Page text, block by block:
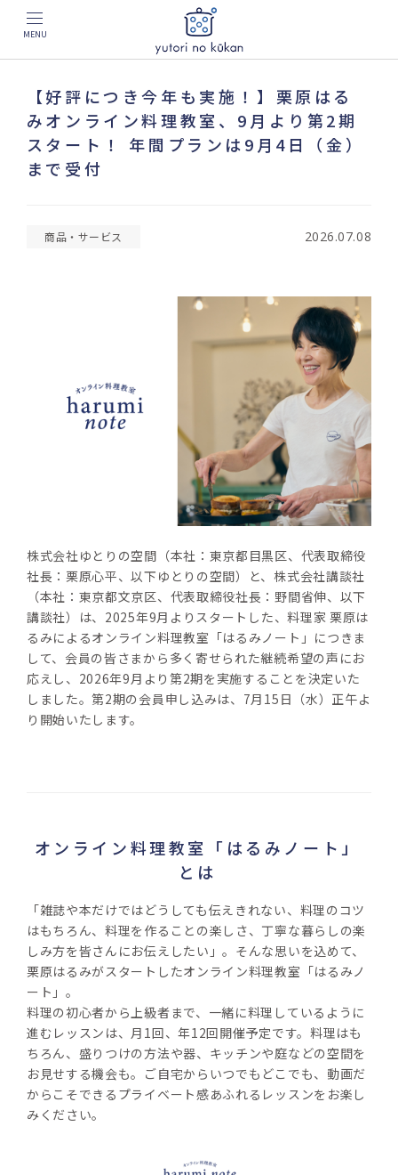
MENU
【好評につき今年も実施！】栗原はる
みオンライン料理教室、9月より第2期
スタート！ 年間プランは9月4日（金）
まで受付
商品・サービス 2026.07.08
株式会社ゆとりの空間（本社：東京都目黒区、代表取締役
社長：栗原心平、以下ゆとりの空間）と、株式会社講談社
（本社：東京都文京区、代表取締役社長：野間省伸、以下
講談社）は、2025年9月よりスタートした、料理家 栗原は
るみによるオンライン料理教室「はるみノート」につきま
して、会員の皆さまから多く寄せられた継続希望の声にお
応えし、2026年9月より第2期を実施することを決定いた
しました。第2期の会員申し込みは、7月15日（水）正午よ
り開始いたします。
オンライン料理教室「はるみノート」
とは
「雑誌や本だけではどうしても伝えきれない、料理のコツ
はもちろん、料理を作ることの楽しさ、丁寧な暮らしの楽
しみ方を皆さんにお伝えしたい」。そんな思いを込めて、
栗原はるみがスタートしたオンライン料理教室「はるみノ
ート」。
料理の初心者から上級者まで、一緒に料理しているように
進むレッスンは、月1回、年12回開催予定です。料理はも
ちろん、盛りつけの方法や器、キッチンや庭などの空間を
お見せする機会も。ご自宅からいつでもどこでも、動画だ
からこそできるプライベート感あふれるレッスンをお楽し
みください。